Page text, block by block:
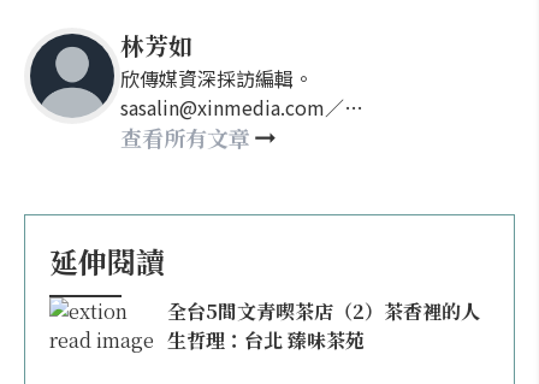
林芳如
欣傳媒資深採訪編輯。
sasalin@xinmedia.com／
happy21917@gmail.com
查看所有文章
延伸閱讀
全台5間文青喫茶店（2）茶香裡的人
生哲理：台北 臻味茶苑